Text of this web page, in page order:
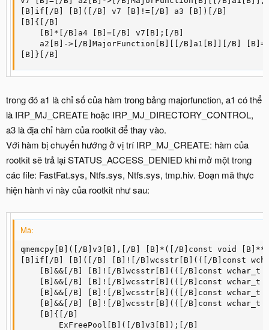
[B]if[/B] [B]([/B] v7 [B]!=[/B] a3 [B])[/B]
[B]{[/B]
    [B]*[/B]a4 [B]=[/B] v7[B];[/B]
a2[B]->[/B]MajorFunction[B][[/B]a1[B]][/B]
[B]}[/B]
trong đó a1 là chỉ số của hàm trong bảng majorfunction, a1 có thể
là IRP_MJ_CREATE hoặc IRP_MJ_DIRECTORY_CONTROL,
a3 là địa chỉ hàm của rootkit để thay vào.
Với hàm bị chuyển hướng ở vị trí IRP_MJ_CREATE: hàm của
rootkit sẽ trả lại STATUS_ACCESS_DENIED khi mở một trong
các file: FastFat.sys, Ntfs.sys, Ntfs.sys, tmp.hiv. Đoạn mã thực
hiện hành vi này của rootkit như sau:
Mã:
qmemcpy[B]([/B]v3[B],[/B] [B]*([/B]const void
[B]if[/B] [B]([/B] [B]![/B]wcsstr[B](([/B]const
[B]&&[/B] [B]![/B]wcsstr[B](([/B]const wchar_t
[B]&&[/B] [B]![/B]wcsstr[B](([/B]const wchar_t
[B]&&[/B] [B]![/B]wcsstr[B](([/B]const wchar_t
[B]&&[/B] [B]![/B]wcsstr[B](([/B]const wchar_t
    [B]{[/B]
        ExFreePool[B]([/B]v3[B]);[/B]